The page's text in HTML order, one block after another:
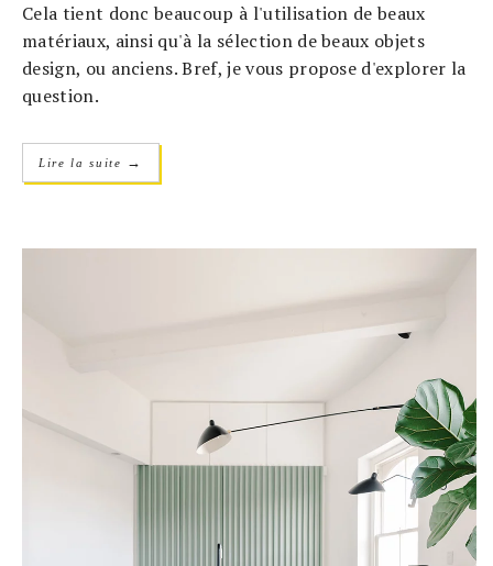
Cela tient donc beaucoup à l'utilisation de beaux
matériaux, ainsi qu'à la sélection de beaux objets
design, ou anciens. Bref, je vous propose d'explorer la
question.
Lire la suite →